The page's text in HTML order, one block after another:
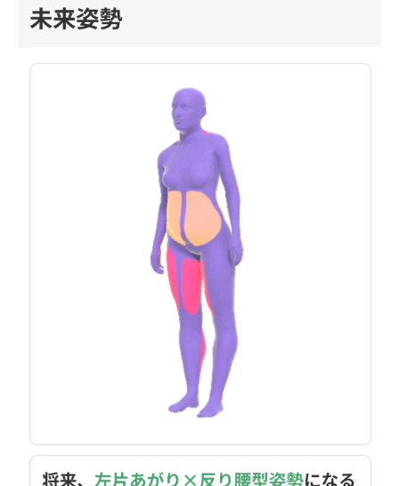
パーソナルジムのAI姿勢分析手順と流れを
パーソナルジム利用者が感じるAI分析の魅
AI姿勢分析を受ける前に知っておきたい注
パーソナルジムのAI活用で効率的な姿勢改
AI技術を活用した姿勢分析の魅力と課題
パーソナルジムでのAI姿勢分析が人気の理
AI分析のメリットとデメリットをパーソナ
AI技術による姿勢分析の信頼性と限界とは
パーソナルジム利用者が感じるAI姿勢分析